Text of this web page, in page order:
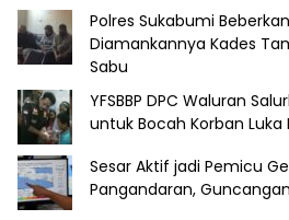
Polres Sukabumi
Diamankannya Kades
Sabu
YFSBBP DPC Waluran
untuk Bocah Korban Luka
Sesar Aktif jadi Pemicu
Pangandaran,